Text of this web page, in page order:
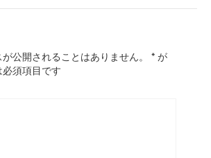
公開されることはありません。 * が
須項目です